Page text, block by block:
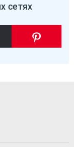
сетях